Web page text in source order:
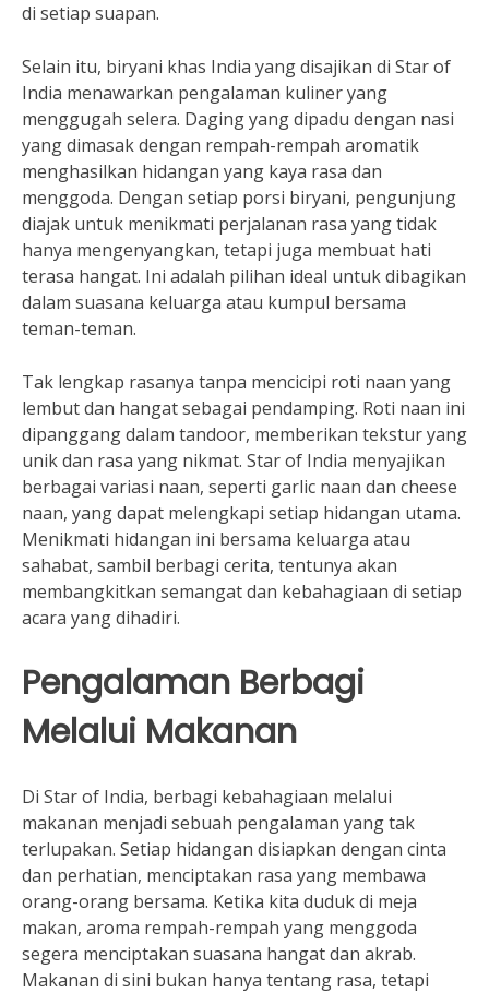
di setiap suapan.
Selain itu, biryani khas India yang disajikan di Star of
India menawarkan pengalaman kuliner yang
menggugah selera. Daging yang dipadu dengan nasi
yang dimasak dengan rempah-rempah aromatik
menghasilkan hidangan yang kaya rasa dan
menggoda. Dengan setiap porsi biryani, pengunjung
diajak untuk menikmati perjalanan rasa yang tidak
hanya mengenyangkan, tetapi juga membuat hati
terasa hangat. Ini adalah pilihan ideal untuk dibagikan
dalam suasana keluarga atau kumpul bersama
teman-teman.
Tak lengkap rasanya tanpa mencicipi roti naan yang
lembut dan hangat sebagai pendamping. Roti naan ini
dipanggang dalam tandoor, memberikan tekstur yang
unik dan rasa yang nikmat. Star of India menyajikan
berbagai variasi naan, seperti garlic naan dan cheese
naan, yang dapat melengkapi setiap hidangan utama.
Menikmati hidangan ini bersama keluarga atau
sahabat, sambil berbagi cerita, tentunya akan
membangkitkan semangat dan kebahagiaan di setiap
acara yang dihadiri.
Pengalaman Berbagi
Melalui Makanan
Di Star of India, berbagi kebahagiaan melalui
makanan menjadi sebuah pengalaman yang tak
terlupakan. Setiap hidangan disiapkan dengan cinta
dan perhatian, menciptakan rasa yang membawa
orang-orang bersama. Ketika kita duduk di meja
makan, aroma rempah-rempah yang menggoda
segera menciptakan suasana hangat dan akrab.
Makanan di sini bukan hanya tentang rasa, tetapi